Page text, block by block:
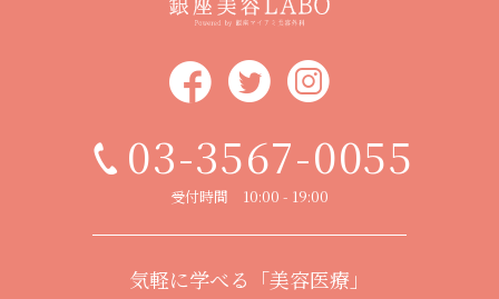
03-3567-0055
受付時間 10:00 - 19:00
気軽に学べる「美容医療」